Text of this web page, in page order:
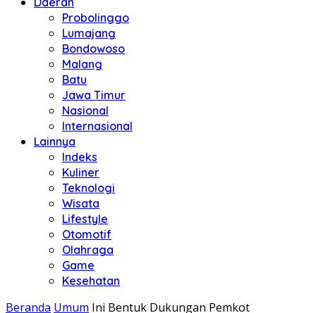
Probolinggo
Lumajang
Bondowoso
Malang
Batu
Jawa Timur
Nasional
Internasional
Lainnya
Indeks
Kuliner
Teknologi
Wisata
Lifestyle
Otomotif
Olahraga
Game
Kesehatan
Beranda Umum Ini Bentuk Dukungan Pemkot